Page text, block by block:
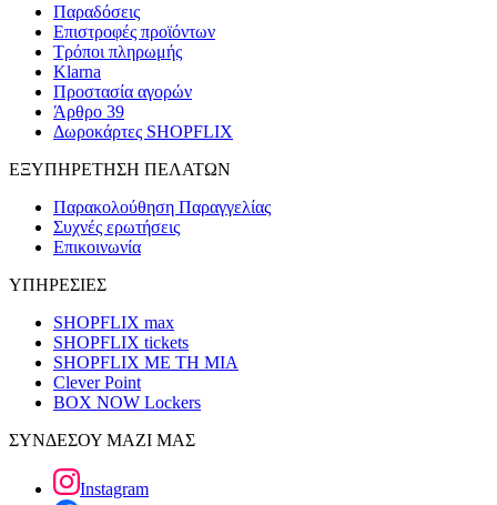
Παραδόσεις
Επιστροφές προϊόντων
Τρόποι πληρωμής
Klarna
Προστασία αγορών
Άρθρο 39
Δωροκάρτες SHOPFLIX
ΕΞΥΠΗΡΕΤΗΣΗ ΠΕΛΑΤΩΝ
Παρακολούθηση Παραγγελίας
Συχνές ερωτήσεις
Επικοινωνία
ΥΠΗΡΕΣΙΕΣ
SHOPFLIX max
SHOPFLIX tickets
SHOPFLIX ΜΕ ΤΗ ΜΙΑ
Clever Point
BOX NOW Lockers
ΣΥΝΔΕΣΟΥ ΜΑΖΙ ΜΑΣ
Instagram